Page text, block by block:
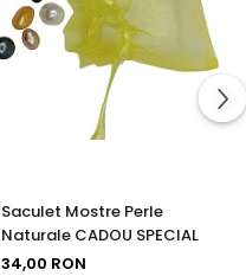
Saculet Mostre Perle
Naturale CADOU SPECIAL
34,00 RON